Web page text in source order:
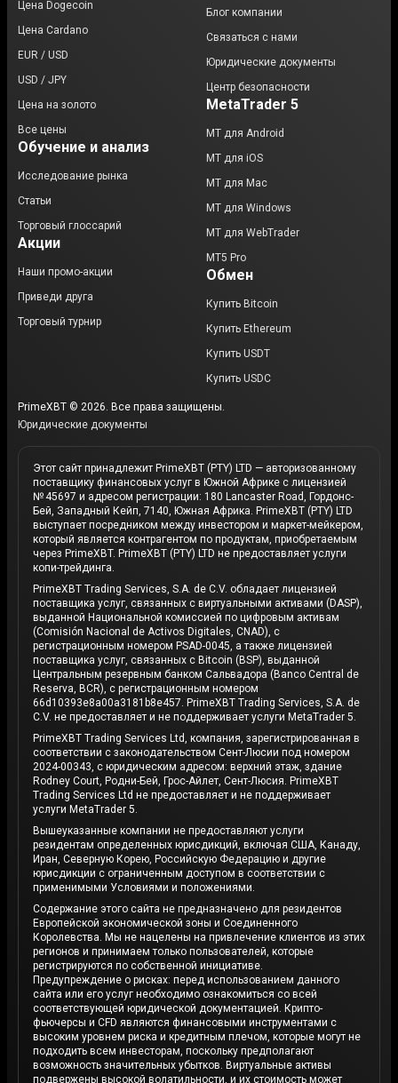
Цена Dogecoin
Цена Cardano
EUR / USD
USD / JPY
Цена на золото
Все цены
Обучение и анализ
Исследование рынка
Статьи
Торговый глоссарий
Акции
Наши промо-акции
Приведи друга
Торговый турнир
Блог компании
Связаться с нами
Юридические документы
Центр безопасности
MetaTrader 5
MT для Android
МТ для iOS
MT для Mac
MT для Windows
MT для WebTrader
MT5 Pro
Обмен
Купить Bitcoin
Купить Ethereum
Купить USDT
Купить USDC
PrimeXBT © 2026. Все права защищены.
Юридические документы
Этот сайт принадлежит PrimeXBT (PTY) LTD — авторизованному
поставщику финансовых услуг в Южной Африке с лицензией
№ 45697 и адресом регистрации: 180 Lancaster Road, Гордонс-
Бей, Западный Кейп, 7140, Южная Африка. PrimeXBT (PTY) LTD
выступает посредником между инвестором и маркет-мейкером,
который является контрагентом по продуктам, приобретаемым
через PrimeXBT. PrimeXBT (PTY) LTD не предоставляет услуги
копи-трейдинга.
PrimeXBT Trading Services, S.A. de C.V. обладает лицензией
поставщика услуг, связанных с виртуальными активами (DASP),
выданной Национальной комиссией по цифровым активам
(Comisión Nacional de Activos Digitales, CNAD), с
регистрационным номером PSAD-0045, а также лицензией
поставщика услуг, связанных с Bitcoin (BSP), выданной
Центральным резервным банком Сальвадора (Banco Central de
Reserva, BCR), с регистрационным номером
66d10393e8a00a3181b8e457. PrimeXBT Trading Services, S.A. de
C.V. не предоставляет и не поддерживает услуги MetaTrader 5.
PrimeXBT Trading Services Ltd, компания, зарегистрированная в
соответствии с законодательством Сент-Люсии под номером
2024-00343, с юридическим адресом: верхний этаж, здание
Rodney Court, Родни-Бей, Грос-Айлет, Сент-Люсия. PrimeXBT
Trading Services Ltd не предоставляет и не поддерживает
услуги MetaTrader 5.
Вышеуказанные компании не предоставляют услуги
резидентам определенных юрисдикций, включая США, Канаду,
Иран, Северную Корею, Российскую Федерацию и другие
юрисдикции с ограниченным доступом в соответствии с
применимыми Условиями и положениями.
Содержание этого сайта не предназначено для резидентов
Европейской экономической зоны и Соединенного
Королевства. Мы не нацелены на привлечение клиентов из этих
регионов и принимаем только пользователей, которые
регистрируются по собственной инициативе.
Предупреждение о рисках: перед использованием данного
сайта или его услуг необходимо ознакомиться со всей
соответствующей юридической документацией. Крипто-
фьючерсы и CFD являются финансовыми инструментами с
высоким уровнем риска и кредитным плечом, которые могут не
подходить всем инвесторам, поскольку предполагают
возможность значительных убытков. Виртуальные активы
подвержены высокой волатильности, и их стоимость может